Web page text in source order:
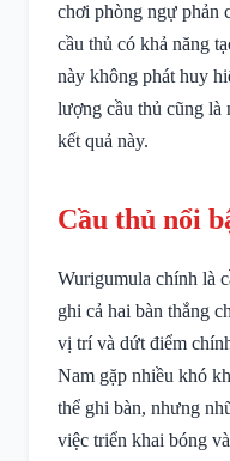
chơi phòng ngự phản
cầu thủ có khả năng
này không phát huy
lượng cầu thủ cũng là
kết quả này.
Cầu thủ nổi
Wurigumula chính là
ghi cả hai bàn thắng
vị trí và dứt điểm
Nam gặp nhiều khó
thể ghi bàn, nhưng
việc triển khai bóng